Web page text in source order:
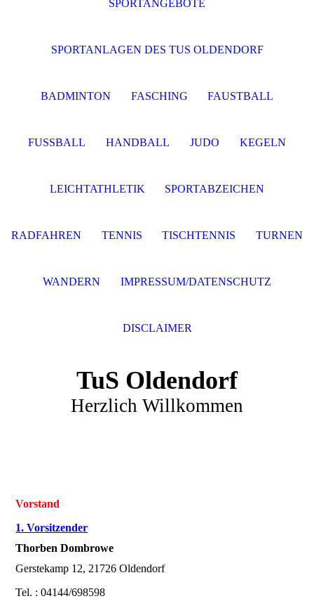
TuS Oldendorf
Herzlich Willkommen
Vorstand
1. Vorsitzender
Thorben Dombrowe
Gerstekamp 12, 21726 Oldendorf
Tel. : 04144/698598
SPORTANGEBOTE
SPORTANLAGEN DES TUS OLDENDORF
BADMINTON FASCHING FAUSTBALL
FUSSBALL HANDBALL JUDO KEGELN
LEICHTATHLETIK SPORTABZEICHEN
RADFAHREN TENNIS TISCHTENNIS TURNEN
WANDERN IMPRESSUM/DATENSCHUTZ
DISCLAIMER